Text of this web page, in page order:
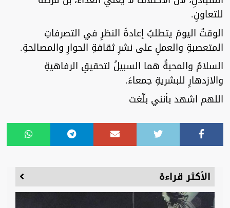
للتعاونِ.
الوقتُ اليومَ يتطلبُ إعادةَ النظرِ في التصرفاتِ
المتعصبةِ والعملِ على نشرِ ثقافةِ الحوارِ والمصالحةِ.
السلامُ والمحبةُ هما السبيلُ لتحقيقِ الرفاهيةِ
والازدهارِ للبشريةِ جمعاءَ.
اللهم اشهد بأنني بلّغت
الأكثر قراءة